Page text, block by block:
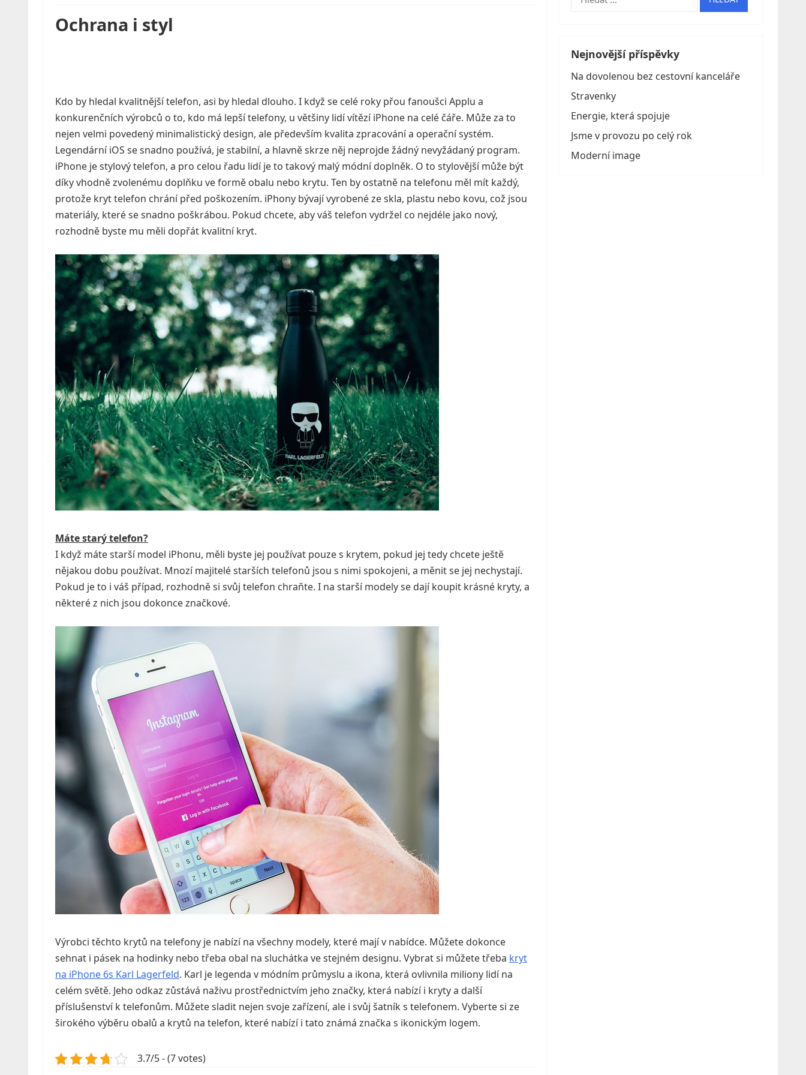
Ochrana i styl
Kdo by hledal kvalitnější telefon, asi by hledal dlouho. I když se celé roky přou fanoušci Applu a
konkurenčních výrobců o to, kdo má lepší telefony, u většiny lidí vítězí iPhone na celé čáře. Může za to
nejen velmi povedený minimalistický design, ale především kvalita zpracování a operační systém.
Legendární iOS se snadno používá, je stabilní, a hlavně skrze něj neprojde žádný nevyžádaný program.
iPhone je stylový telefon, a pro celou řadu lidí je to takový malý módní doplněk. O to stylovější může být
díky vhodně zvolenému doplňku ve formě obalu nebo krytu. Ten by ostatně na telefonu měl mít každý,
protože kryt telefon chrání před poškozením. iPhony bývají vyrobené ze skla, plastu nebo kovu, což jsou
materiály, které se snadno poškrábou. Pokud chcete, aby váš telefon vydržel co nejdéle jako nový,
rozhodně byste mu měli dopřát kvalitní kryt.
Máte starý telefon?
I když máte starší model iPhonu, měli byste jej používat pouze s krytem, pokud jej tedy chcete ještě
nějakou dobu používat. Mnozí majitelé starších telefonů jsou s nimi spokojeni, a měnit se jej nechystají.
Pokud je to i váš případ, rozhodně si svůj telefon chraňte. I na starší modely se dají koupit krásné kryty, a
některé z nich jsou dokonce značkové.
Výrobci těchto krytů na telefony je nabízí na všechny modely, které mají v nabídce. Můžete dokonce
sehnat i pásek na hodinky nebo třeba obal na sluchátka ve stejném designu. Vybrat si můžete třeba kryt
na iPhone 6s Karl Lagerfeld. Karl je legenda v módním průmyslu a ikona, která ovlivnila miliony lidí na
celém světě. Jeho odkaz zůstává naživu prostřednictvím jeho značky, která nabízí i kryty a další
příslušenství k telefonům. Můžete sladit nejen svoje zařízení, ale i svůj šatník s telefonem. Vyberte si ze
širokého výběru obalů a krytů na telefon, které nabízí i tato známá značka s ikonickým logem.
3.7/5 - (7 votes)
Nejnovější příspěvky
Na dovolenou bez cestovní kanceláře
Stravenky
Energie, která spojuje
Jsme v provozu po celý rok
Moderní image